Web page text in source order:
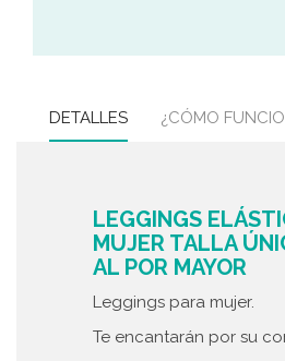
DETALLES ¿CÓMO
LEGGINGS
MUJER TALLA
AL POR MAYOR
Leggings para mujer.
Te encantarán por su